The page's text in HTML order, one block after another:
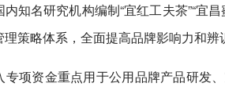
知名研究机构编制“宜红工夫茶”“宜
策略体系，全面提高品牌影响力和辨
专项资金重点用于公用品牌产品研发